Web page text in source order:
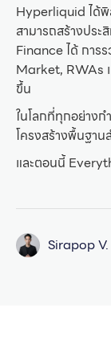
Hyperliquid ได้
สามารถสร้างปร
Finance ได้ กา
Market, RWAs
ขึ้น
ในโลกที่ทุกอย่าง
โครงสร้างพื้นฐา
และตอนนี้
Sirapop V.